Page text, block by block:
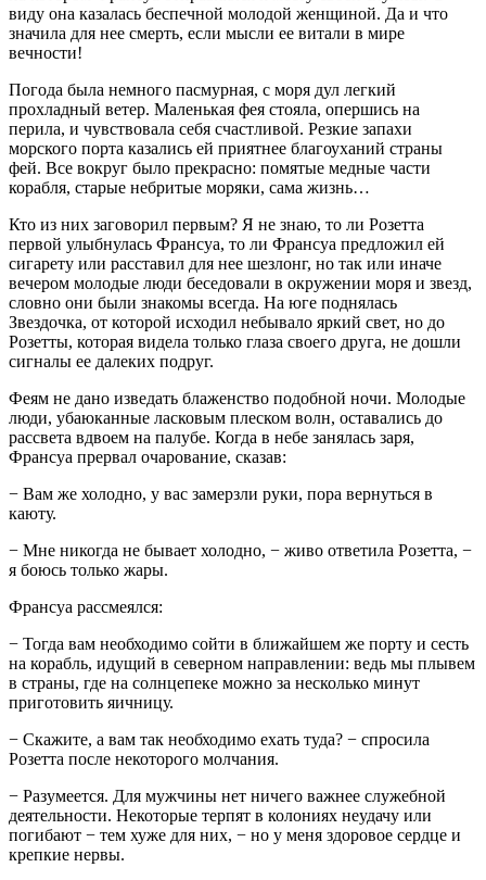
виду она казалась беспечной молодой женщиной. Да и что
значила для нее смерть, если мысли ее витали в мире
вечности!
Погода была немного пасмурная, с моря дул легкий
прохладный ветер. Маленькая фея стояла, опершись на
перила, и чувствовала себя счастливой. Резкие запахи
морского порта казались ей приятнее благоуханий страны
фей. Все вокруг было прекрасно: помятые медные части
корабля, старые небритые моряки, сама жизнь…
Кто из них заговорил первым? Я не знаю, то ли Розетта
первой улыбнулась Франсуа, то ли Франсуа предложил ей
сигарету или расставил для нее шезлонг, но так или иначе
вечером молодые люди беседовали в окружении моря и звезд,
словно они были знакомы всегда. На юге поднялась
Звездочка, от которой исходил небывало яркий свет, но до
Розетты, которая видела только глаза своего друга, не дошли
сигналы ее далеких подруг.
Феям не дано изведать блаженство подобной ночи. Молодые
люди, убаюканные ласковым плеском волн, оставались до
рассвета вдвоем на палубе. Когда в небе занялась заря,
Франсуа прервал очарование, сказав:
− Вам же холодно, у вас замерзли руки, пора вернуться в
каюту.
− Мне никогда не бывает холодно, − живо ответила Розетта, −
я боюсь только жары.
Франсуа рассмеялся:
− Тогда вам необходимо сойти в ближайшем же порту и сесть
на корабль, идущий в северном направлении: ведь мы плывем
в страны, где на солнцепеке можно за несколько минут
приготовить яичницу.
− Скажите, а вам так необходимо ехать туда? − спросила
Розетта после некоторого молчания.
− Разумеется. Для мужчины нет ничего важнее служебной
деятельности. Некоторые терпят в колониях неудачу или
погибают − тем хуже для них, − но у меня здоровое сердце и
крепкие нервы.